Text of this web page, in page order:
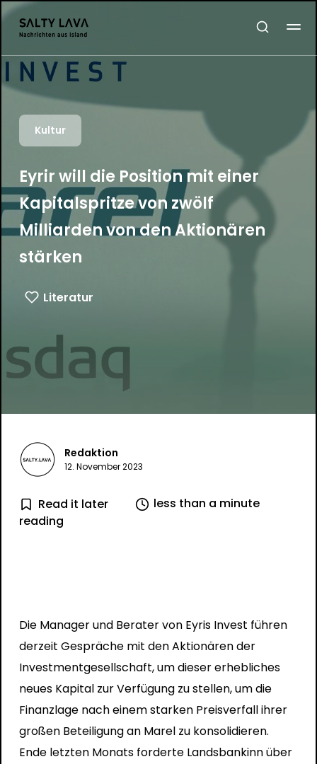
Kultur
Eyrir will die Position mit einer
Kapitalspritze von zwölf
Milliarden von den Aktionären
stärken
Literatur
Redaktion
12. November 2023
Read it later
less than a minute
reading
Die Manager und Berater von Eyris Invest führen
derzeit Gespräche mit den Aktionären der
Investmentgesellschaft, um dieser erhebliches
neues Kapital zur Verfügung zu stellen, um die
Finanzlage nach einem starken Preisverfall ihrer
großen Beteiligung an Marel zu konsolidieren.
Ende letzten Monats forderte Landsbankinn über